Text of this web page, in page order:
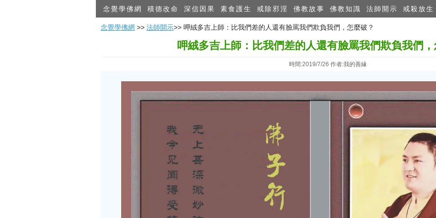
念覺學佛網 積德改命 深信因果 素食護生 戒除邪淫 佛教故事 佛教知識 法師開示 戒殺放生
念覺學佛網 >> 法師開示>> 呷絨多吉上師：比我們差的人還有臉罵我們欺負我們，怎麼破？
呷絨多吉上師：比我們差的人還有臉罵我們欺負我們
時間:2019/7/26 作者:我的善緣